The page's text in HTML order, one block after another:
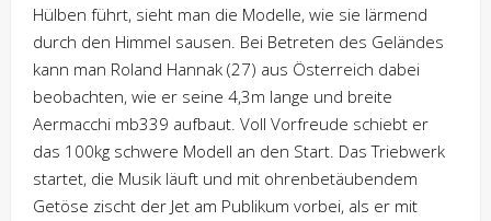
Hülben führt, sieht man die Modelle, wie sie lärmend
durch den Himmel sausen. Bei Betreten des Geländes
kann man Roland Hannak (27) aus Österreich dabei
beobachten, wie er seine 4,3m lange und breite
Aermacchi mb339 aufbaut. Voll Vorfreude schiebt er
das 100kg schwere Modell an den Start. Das Triebwerk
startet, die Musik läuft und mit ohrenbetäubendem
Getöse zischt der Jet am Publikum vorbei, als er mit